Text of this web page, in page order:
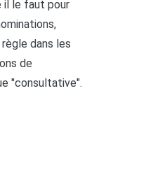
il le faut pour
dans les
de
"consultative".